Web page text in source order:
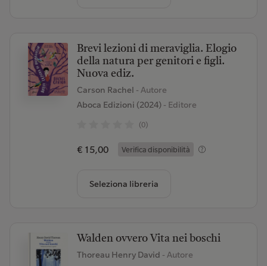
Brevi lezioni di meraviglia. Elogio
della natura per genitori e figli.
Nuova ediz.
Carson Rachel - Autore
Aboca Edizioni (2024)- Editore
(0)
€ 15,00 Verifica disponibilità
Seleziona libreria
Walden ovvero Vita nei boschi
Thoreau Henry David - Autore